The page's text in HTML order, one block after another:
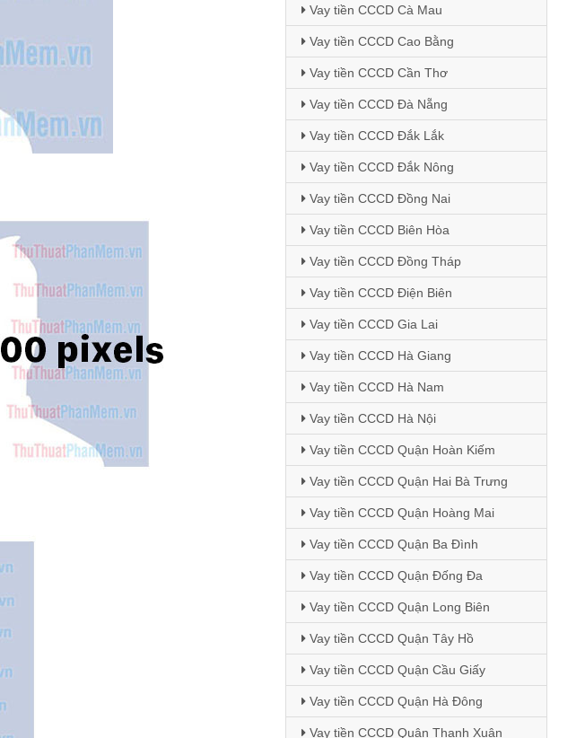
Vay tiền CCCD Cà Mau
Vay tiền CCCD Cao Bằng
Vay tiền CCCD Cần Thơ
Vay tiền CCCD Đà Nẵng
Vay tiền CCCD Đắk Lắk
Vay tiền CCCD Đắk Nông
Vay tiền CCCD Đồng Nai
Vay tiền CCCD Biên Hòa
Vay tiền CCCD Đồng Tháp
Vay tiền CCCD Điện Biên
Vay tiền CCCD Gia Lai
Vay tiền CCCD Hà Giang
Vay tiền CCCD Hà Nam
Vay tiền CCCD Hà Nội
Vay tiền CCCD Quận Hoàn Kiếm
Vay tiền CCCD Quận Hai Bà Trưng
Vay tiền CCCD Quận Hoàng Mai
Vay tiền CCCD Quận Ba Đình
Vay tiền CCCD Quận Đống Đa
Vay tiền CCCD Quận Long Biên
Vay tiền CCCD Quận Tây Hồ
Vay tiền CCCD Quận Cầu Giấy
Vay tiền CCCD Quận Hà Đông
Vay tiền CCCD Quận Thanh Xuân